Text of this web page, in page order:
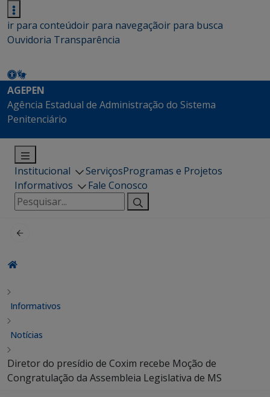
ir para conteúdoir para navegaçãoir para busca
Ouvidoria Transparência
AGEPEN
Agência Estadual de Administração do Sistema
Penitenciário
Institucional ServiçosProgramas e Projetos
Informativos
Fale Conosco
Pesquisar
por:
Informativos
Notícias
Diretor do presídio de Coxim recebe Moção de
Congratulação da Assembleia Legislativa de MS